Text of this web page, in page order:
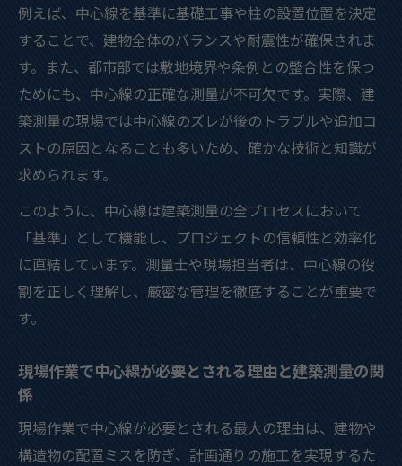
測量の種類ややり方を建築測量視点で整理
する
建築測量のやり方と関連資格の基礎を学ぶ
ポイント
中心線測量の間隔や実践ルールを現場目線で紹
介
で解説
建築測量で中心線間隔の決め方と根拠を押
さえる
現場で迷わない中心線測量の標準間隔の考
建築測量における中心線測量の変化点対応
を解説
例えば、中心線を基準に基礎工事や柱の設置位置を決定
することで、建物全体のバランスや耐震性が確保されま
す。また、都市部では敷地境界や条例との整合性を保つ
ためにも、中心線の正確な測量が不可欠です。実際、建
築測量の現場では中心線のズレが後のトラブルや追加コ
ストの原因となることも多いため、確かな技術と知識が
求められます。
このように、中心線は建築測量の全プロセスにおいて
「基準」として機能し、プロジェクトの信頼性と効率化
に直結しています。測量士や現場担当者は、中心線の役
割を正しく理解し、厳密な管理を徹底することが重要で
す。
現場作業で中心線が必要とされる理由と建築測量の関
係
現場作業で中心線が必要とされる最大の理由は、建物や
構造物の配置ミスを防ぎ、計画通りの施工を実現するた